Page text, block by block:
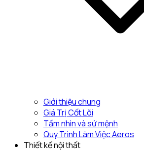
Giới thiệu chung
Giá Trị Cốt Lõi
Tầm nhìn và sứ mệnh
Quy Trình Làm Việc Aeros
Thiết kế nội thất